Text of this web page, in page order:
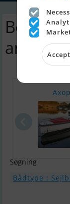
Søgning
Bådtype :